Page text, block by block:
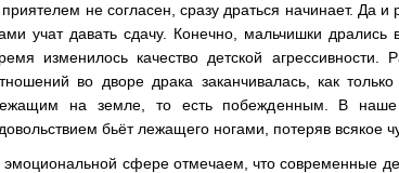
приятелем не согласен, сразу драться начинает. Да
учат давать сдачу. Конечно, мальчишки дрались
изменилось качество детской агрессивности.
во дворе драка заканчивалась, как только
на земле, то есть побежденным. В наше
бьёт лежащего ногами, потеряв всякое
эмоциональной сфере отмечаем, что современные